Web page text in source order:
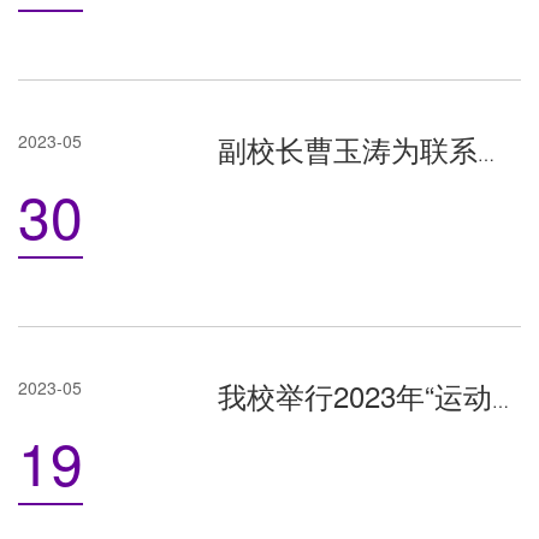
2023-05
30
副校长曹玉涛为联系部门上专题党课
2023-05
19
我校举行2023年“运动洛师”系列体育比赛颁奖仪式